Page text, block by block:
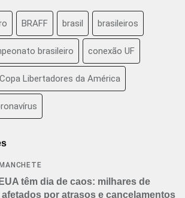
BRAFF brasil brasileiros
brasileiro conexão UF
Copa Libertadores da América
têm dia de caos: milhares de
por atrasos e cancelamentos